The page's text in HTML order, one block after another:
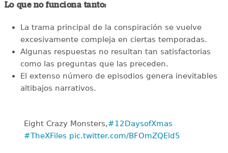
Lo que no funciona tanto:
La trama principal de la conspiración se vuelve
excesivamente compleja en ciertas temporadas.
Algunas respuestas no resultan tan satisfactorias
como las preguntas que las preceden.
El extenso número de episodios genera inevitables
altibajos narrativos.
Eight Crazy Monsters,#12DaysofXmas
#TheXFiles pic.twitter.com/BFOmZQEld5